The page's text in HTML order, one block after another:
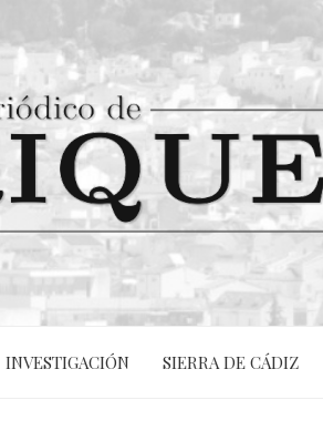
INVESTIGACIÓN SIERRA DE CÁDIZ